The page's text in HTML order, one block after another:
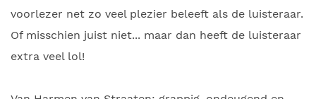
voorlezer net zo veel plezier beleeft als de luisteraar.
Of misschien juist niet... maar dan heeft de luisteraar
extra veel lol!